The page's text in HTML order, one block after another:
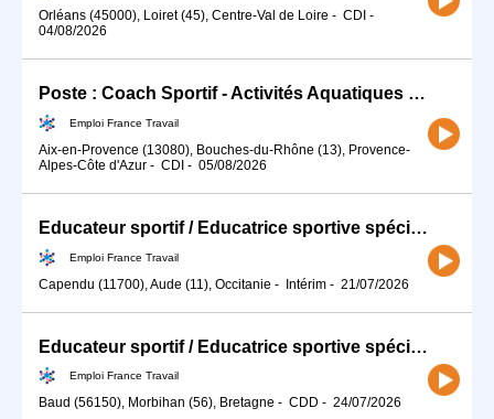
Orléans (45000), Loiret (45), Centre-Val de Loire - CDI -
04/08/2026
Poste : Coach Sportif - Activités Aquatiques (H/F
Emploi France Travail
Aix-en-Provence (13080), Bouches-du-Rhône (13), Provence-
Alpes-Côte d'Azur - CDI - 05/08/2026
Educateur sportif / Educatrice sportive spécialisé(e) en activité (H/F)
Emploi France Travail
Capendu (11700), Aude (11), Occitanie - Intérim - 21/07/2026
Educateur sportif / Educatrice sportive spécialisé(e) en activité (H/F)
Emploi France Travail
Baud (56150), Morbihan (56), Bretagne - CDD - 24/07/2026